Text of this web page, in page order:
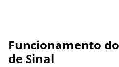
Funcionamento
de Sinal